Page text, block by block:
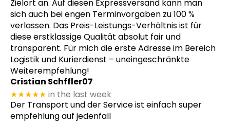
Zielort an. Auf diesen Expressversand kann man
sich auch bei engen Terminvorgaben zu 100 %
verlassen. Das Preis-Leistungs-Verhältnis ist für
diese erstklassige Qualität absolut fair und
transparent. Für mich die erste Adresse im Bereich
Logistik und Kurierdienst – uneingeschränkte
Weiterempfehlung!
Cristian Schffler07
★★★★★ in the last week
Der Transport und der Service ist einfach super
empfehlung auf jedenfall